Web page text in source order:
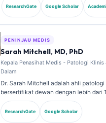
kedokteran laboratorium dan analisis
berbantuan AI. Sebagai Chief Medical
perusahaan. Dr. Klein telah banyak
karya tentang interpretasi biomarker
ResearchGate Google Scholar
PENINJAU MEDIS
Sarah Mitchell, MD, PhD
Kepala Penasihat Medis - Patologi Klinis
Dalam
Dr. Sarah Mitchell adalah ahli
bersertifikat dewan dengan lebih dari
pengalaman dalam bidang kedokteran
dan analisis diagnostik. Ia memiliki
dalam kimia klinis dan telah banyak
ResearchGate Google Scholar